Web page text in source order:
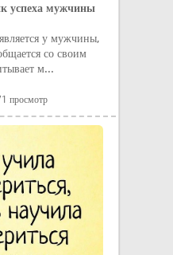
успеха мужчины
у мужчины,
со своим
м...
просмотр